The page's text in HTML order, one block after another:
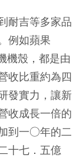
耐吉等多家品
例如蘋果
機殼，都是由
收比重約為四
發實力，讓新
收成長一倍的
到一○年的二
十七．五億